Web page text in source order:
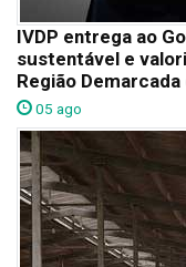
IVDP entrega ao
sustentável e
Região
05 ago